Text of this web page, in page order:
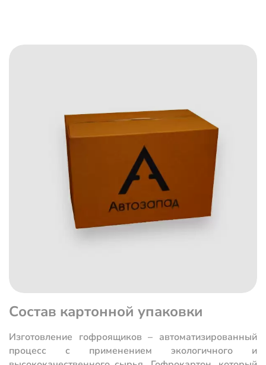
Состав картонной упаковки
Изготовление гофроящиков – автоматизированный
процесс с применением экологичного и